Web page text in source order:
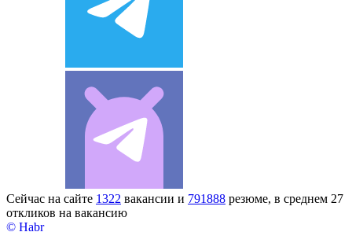
Сейчас на сайте 1322 вакансии и 791888 резюме, в среднем 27
откликов на вакансию
© Habr